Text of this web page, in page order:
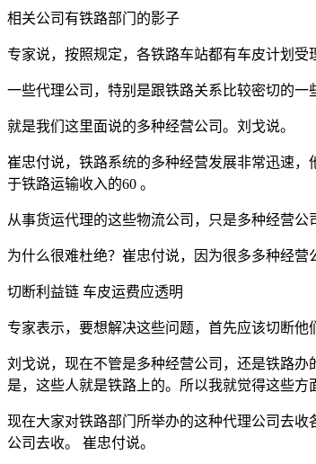
相关公司有铁路部门的影子
专家说，按照规定，各铁路车站都有车皮计划
一些代理公司，特别是跟铁路关系比较密切的一
就是我们这里面说的多种经营公司。刘戈说。
崔忠付说，铁路系统的多种经营发展非常迅速
于铁路运输收入的60 。
从事货运代理的这些物流公司，只是多种经营
为什么很难杜绝？崔忠付说，因为很多多种经
切断利益链 车皮运费应透明
专家表示，要想解决这些问题，首先应该切断他
刘戈说，现在不管是多种经营公司，还是铁路
是，这些人就是铁路上的。所以我就觉得这些方
现在大家对铁路部门所举办的这种代理公司去
公司去收。 崔忠付说。